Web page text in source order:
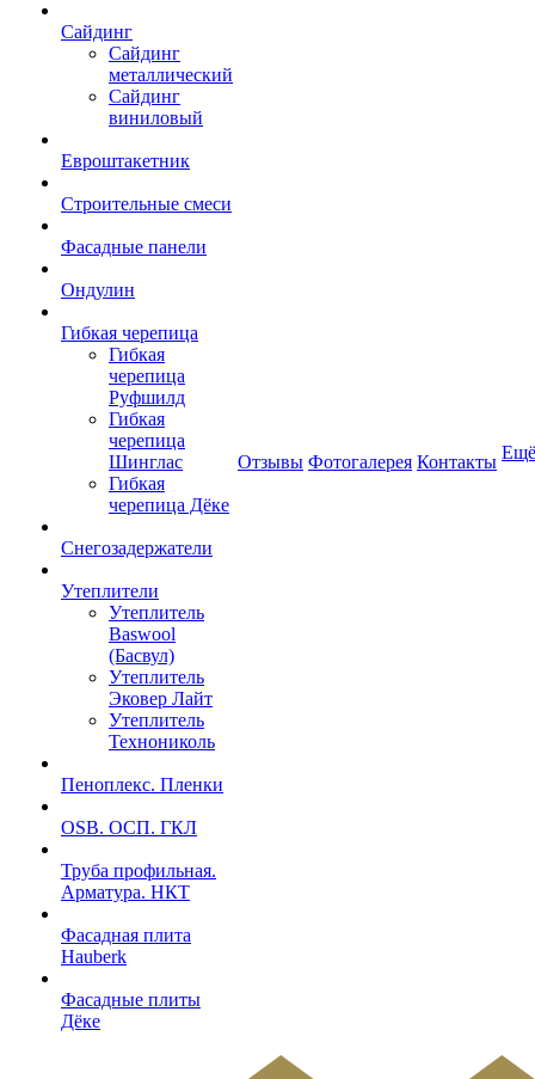
Сайдинг
Сайдинг
металлический
Сайдинг
виниловый
Евроштакетник
Строительные смеси
Фасадные панели
Ондулин
Гибкая черепица
Гибкая
черепица
Руфшилд
Гибкая
черепица
Шинглас
Гибкая
черепица Дёке
Снегозадержатели
Утеплители
Утеплитель
Baswool
(Басвул)
Утеплитель
Эковер Лайт
Утеплитель
Технониколь
Пеноплекс. Пленки
OSB. ОСП. ГКЛ
Труба профильная.
Арматура. НКТ
Фасадная плита
Hauberk
Фасадные плиты
Дёке
Отзывы Фотогалерея Контакты Ещё